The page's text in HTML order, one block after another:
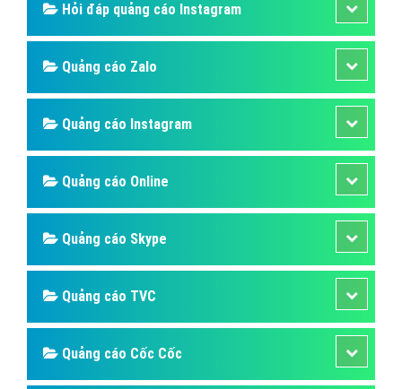
Hỏi đáp quảng cáo Instagram
Quảng cáo Zalo
Quảng cáo Instagram
Quảng cáo Online
Quảng cáo Skype
Quảng cáo TVC
Quảng cáo Cốc Cốc